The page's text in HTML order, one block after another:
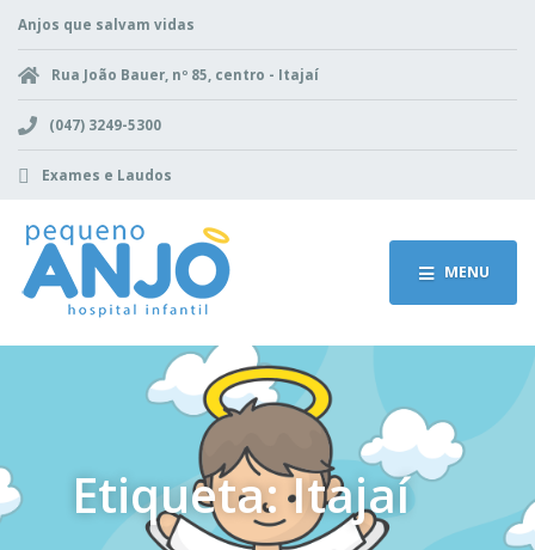
Anjos que salvam vidas
Rua João Bauer, nº 85, centro - Itajaí
(047) 3249-5300
Exames e Laudos
MENU
Etiqueta: Itajaí